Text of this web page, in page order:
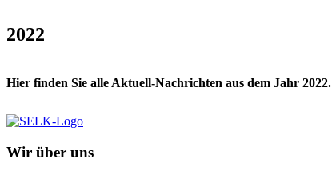
2022
Hier finden Sie alle Aktuell-Nachrichten aus dem Jahr 2022.
Wir über uns